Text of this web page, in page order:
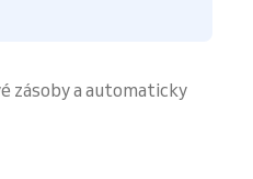
zásoby a automaticky